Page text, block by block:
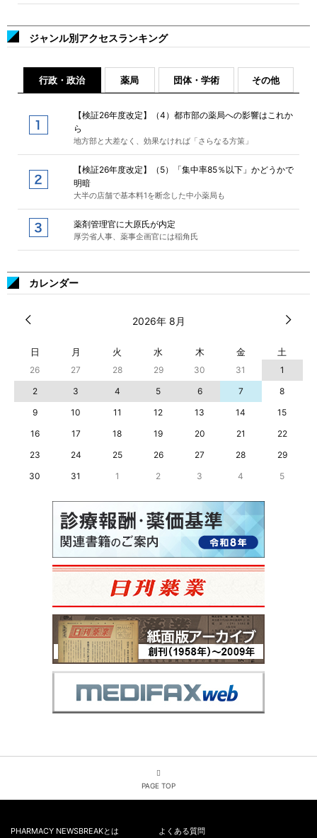
ジャンル別アクセスランキング
行政・政治 薬局 団体・学術 その他
【検証26年度改定】（4）都市部の薬局への影響はこれか
ら
地方部と大差なく、効果なければ「さらなる方策」
【検証26年度改定】（5）「集中率85％以下」かどうかで
明暗
大半の店舗で基本料1を断念した中小薬局も
薬剤管理官に大原氏が内定
厚労省人事、薬事企画官には稲角氏
カレンダー
2026年 8月
日 月 火 水 木 金 土
26 27 28 29 30 31
1
2
3 4 5 6 7
8
9
10 11 12 13 14
15
16
17 18 19 20 21
22
23
24 25 26 27 28
29
30
31 1 2 3 4 5
PAGE TOP
PHARMACY NEWSBREAKとは よくある質問